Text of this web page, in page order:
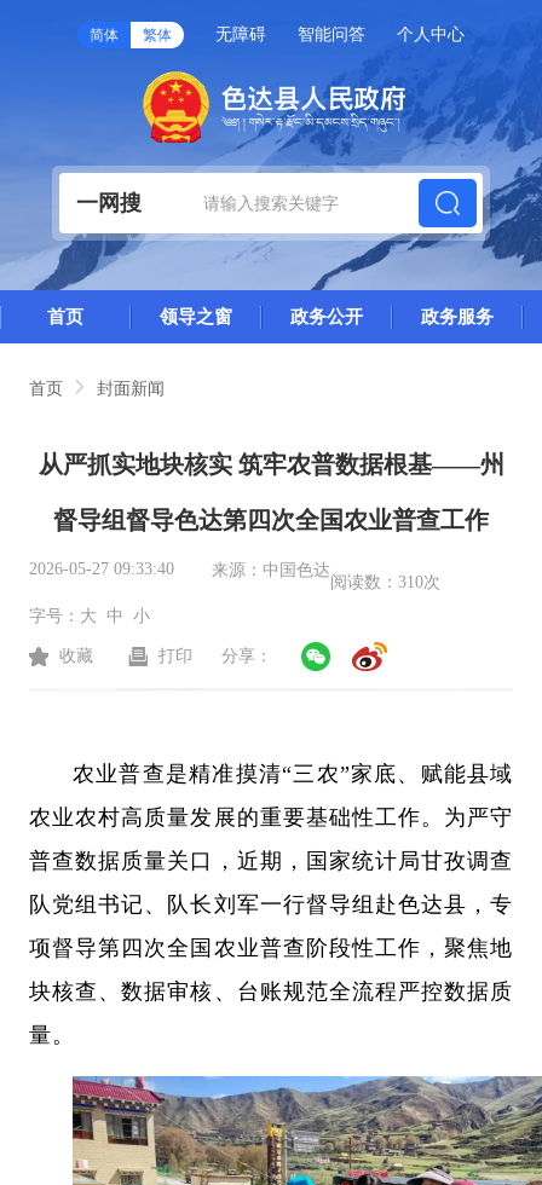
简体 繁体 无障碍 智能问答 个人中心
一网搜
首页 领导之窗 政务公开 政务服务
首页 封面新闻
从严抓实地块核实 筑牢农普数据根基——州
督导组督导色达第四次全国农业普查工作
2026-05-27 09:33:40 来源： 中国色达
阅读数： 310次
字号： 大 中 小
收藏 打印 分享：
农业普查是精准摸清“三农”家底、赋能县域
农业农村高质量发展的重要基础性工作。为严守
普查数据质量关口，近期，国家统计局甘孜调查
队党组书记、队长刘军一行督导组赴色达县，专
项督导第四次全国农业普查阶段性工作，聚焦地
块核查、数据审核、台账规范全流程严控数据质
量。